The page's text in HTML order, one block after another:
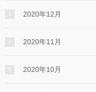
2020年12月
2020年11月
2020年10月